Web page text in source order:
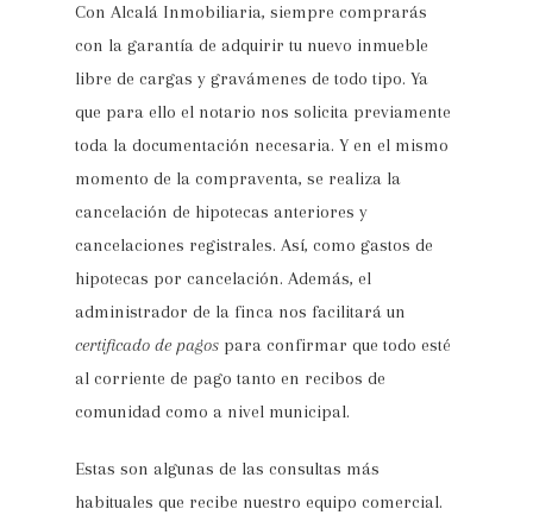
Con Alcalá Inmobiliaria, siempre comprarás
con la garantía de adquirir tu nuevo inmueble
libre de cargas y gravámenes de todo tipo. Ya
que para ello el notario nos solicita previamente
toda la documentación necesaria. Y en el mismo
momento de la compraventa, se realiza la
cancelación de hipotecas anteriores y
cancelaciones registrales. Así, como gastos de
hipotecas por cancelación. Además, el
administrador de la finca nos facilitará un
certificado de pagos para confirmar que todo esté
al corriente de pago tanto en recibos de
comunidad como a nivel municipal.
Estas son algunas de las consultas más
habituales que recibe nuestro equipo comercial.